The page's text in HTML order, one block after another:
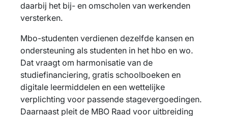
daarbij het bij- en omscholen van werkenden
versterken.
Mbo-studenten verdienen dezelfde kansen en
ondersteuning als studenten in het hbo en wo.
Dat vraagt om harmonisatie van de
studiefinanciering, gratis schoolboeken en
digitale leermiddelen en een wettelijke
verplichting voor passende stagevergoedingen.
Daarnaast pleit de MBO Raad voor uitbreiding